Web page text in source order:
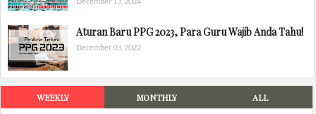
Aturan Baru PPG 2023, Para Guru Wajib Anda Tahu!
December 03, 2022
WEEKLY MONTHLY ALL